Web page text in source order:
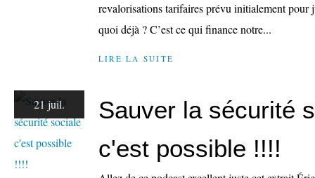
revalorisations tarifaires prévu initialement pour
quoi déjà ? C’est ce qui finance notre...
LIRE LA SUITE
21 juil.
Sauver la sécurité
c'est possible !!!!